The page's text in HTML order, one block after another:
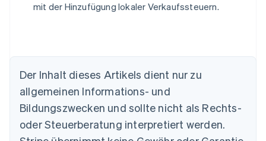
mit der Hinzufügung lokaler Verkaufssteuern.
Der Inhalt dieses Artikels dient nur zu
allgemeinen Informations- und
Bildungszwecken und sollte nicht als Rechts-
oder Steuerberatung interpretiert werden.